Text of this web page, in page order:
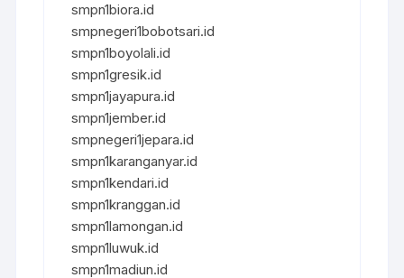
smpn1biora.id
smpnegeri1bobotsari.id
smpn1boyolali.id
smpn1gresik.id
smpn1jayapura.id
smpn1jember.id
smpnegeri1jepara.id
smpn1karanganyar.id
smpn1kendari.id
smpn1kranggan.id
smpn1lamongan.id
smpn1luwuk.id
smpn1madiun.id